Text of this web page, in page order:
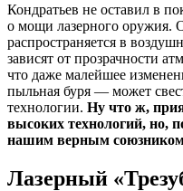
Кондратьев не оставил в
о мощи лазерного оружия.
распространяется в
зависят от прозрачности
что даже малейшее
пыльная буря — может
технологии. Ну что ж,
высоких технологий, но,
нашим верным
Лазерный